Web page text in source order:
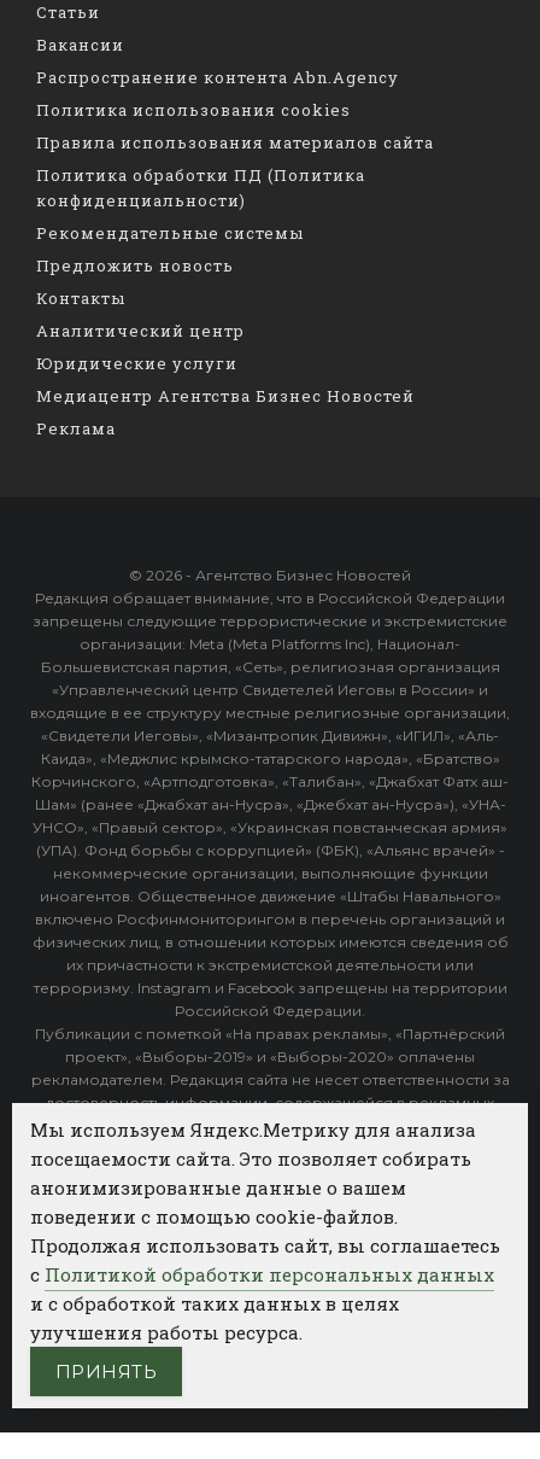
Статьи
Вакансии
Распространение контента Abn.Agency
Политика использования cookies
Правила использования материалов сайта
Политика обработки ПД (Политика
конфиденциальности)
Рекомендательные системы
Предложить новость
Контакты
Аналитический центр
Юридические услуги
Медиацентр Агентства Бизнес Новостей
Реклама
© 2026 - Агентство Бизнес Новостей
Редакция обращает внимание, что в Российской Федерации
запрещены следующие террористические и экстремистские
организации: Meta (Meta Platforms Inc), Национал-
Большевистская партия, «Сеть», религиозная организация
«Управленческий центр Свидетелей Иеговы в России» и
входящие в ее структуру местные религиозные организации,
«Свидетели Иеговы», «Мизантропик Дивижн», «ИГИЛ», «Аль-
Каида», «Меджлис крымско-татарского народа», «Братство»
Корчинского, «Артподготовка», «Талибан», «Джабхат Фатх аш-
Шам» (ранее «Джабхат ан-Нусра», «Джебхат ан-Нусра»), «УНА-
УНСО», «Правый сектор», «Украинская повстанческая армия»
(УПА). Фонд борьбы с коррупцией» (ФБК), «Альянс врачей» -
некоммерческие организации, выполняющие функции
иноагентов. Общественное движение «Штабы Навального»
включено Росфинмониторингом в перечень организаций и
физических лиц, в отношении которых имеются сведения об
их причастности к экстремистской деятельности или
терроризму. Instagram и Facebook запрещены на территории
Российской Федерации.
Публикации с пометкой «На правах рекламы», «Партнёрский
проект», «Выборы-2019» и «Выборы-2020» оплачены
рекламодателем. Редакция сайта не несет ответственности за
достоверность информации, содержащейся в рекламных
объявлениях.
ФОТОБАНК АГЕНТСТВА БИЗНЕС НОВОСТЕЙ
РЕГИОНЫ ПОЛИТИКА ОБЩЕСТВО
Мы используем Яндекс.Метрику для анализа
посещаемости сайта. Это позволяет собирать
анонимизированные данные о вашем
поведении с помощью cookie-файлов.
Продолжая использовать сайт, вы соглашаетесь
с Политикой обработки персональных данных
и с обработкой таких данных в целях
улучшения работы ресурса.
ПРИНЯТЬ